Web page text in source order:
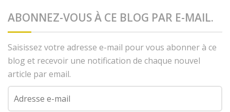
ABONNEZ-VOUS À CE BLOG PAR E-MAIL.
Saisissez votre adresse e-mail pour vous abonner à ce
blog et recevoir une notification de chaque nouvel
article par email.
e-